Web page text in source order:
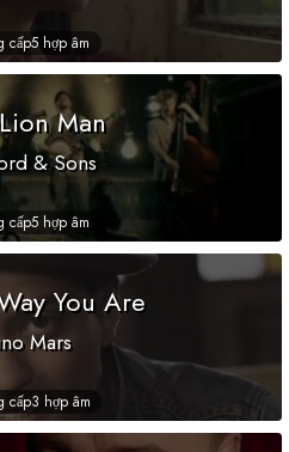
cấp5 hợp âm
Man
& Sons
cấp5 hợp âm
You Are
Mars
cấp3 hợp âm